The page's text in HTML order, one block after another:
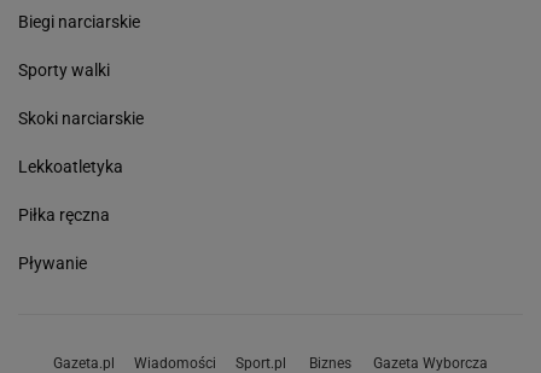
Biegi narciarskie
Sporty walki
Skoki narciarskie
Lekkoatletyka
Piłka ręczna
Pływanie
Gazeta.pl Wiadomości Sport.pl Biznes Gazeta Wyborcza